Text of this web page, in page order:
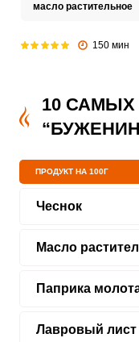
масло растительное
150 мин
10
ПРОДУКТ НА 100Г
Чеснок
Масло
Паприка
Лавровый лист